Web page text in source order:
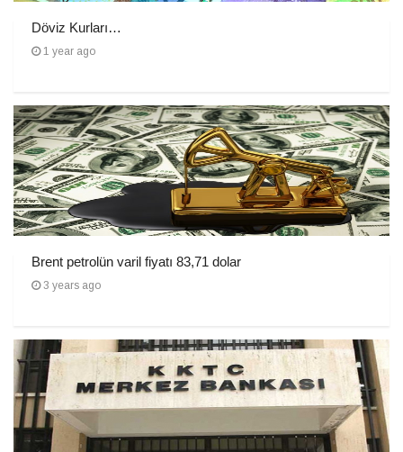
Döviz Kurları…
1 year ago
Brent petrolün varil fiyatı 83,71 dolar
3 years ago